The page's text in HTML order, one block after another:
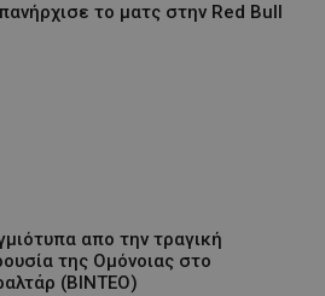
το ματς στην Red Bull
απο την τραγική
της Ομόνοιας στο
(ΒΙΝΤΕΟ)